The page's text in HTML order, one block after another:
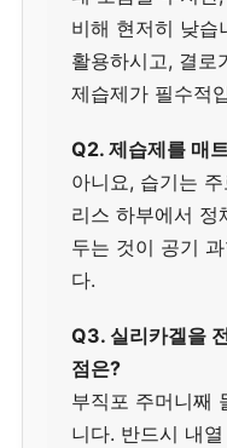
비해 현저히 낮습
활용하시고, 결로
제습제가 필수적
Q2. 제습제를 매
아니요, 습기는
리스 하부에서 정
두는 것이 공기
다.
Q3. 실리카겔을
점은?
부직포 주머니째
니다. 반드시 내